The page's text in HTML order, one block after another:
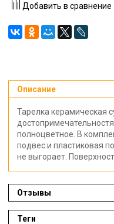
Добавить в сравнение
Описание
Тарелка керамическая
полноцветное. В
подвес и пластиковая
не выгорает.
Отзывы
Теги